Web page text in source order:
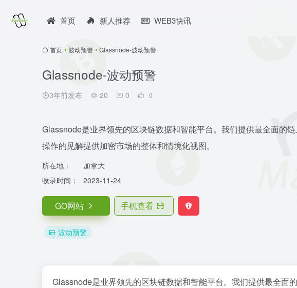
首页 新人推荐 WEB3快讯
首页 • 波动预警 • Glassnode-波动预警
Glassnode-波动预警
3年前发布 20 0 0
Glassnode是业界领先的区块链数据和智能平台。我们提供最全面的
操作的见解提供加密市场的整体和情境化视图。
所在地：
加拿大
收录时间：
2023-11-24
GO网站 手机查看
波动预警
Glassnode是业界领先的区块链数据和智能平台。我们提供最全面